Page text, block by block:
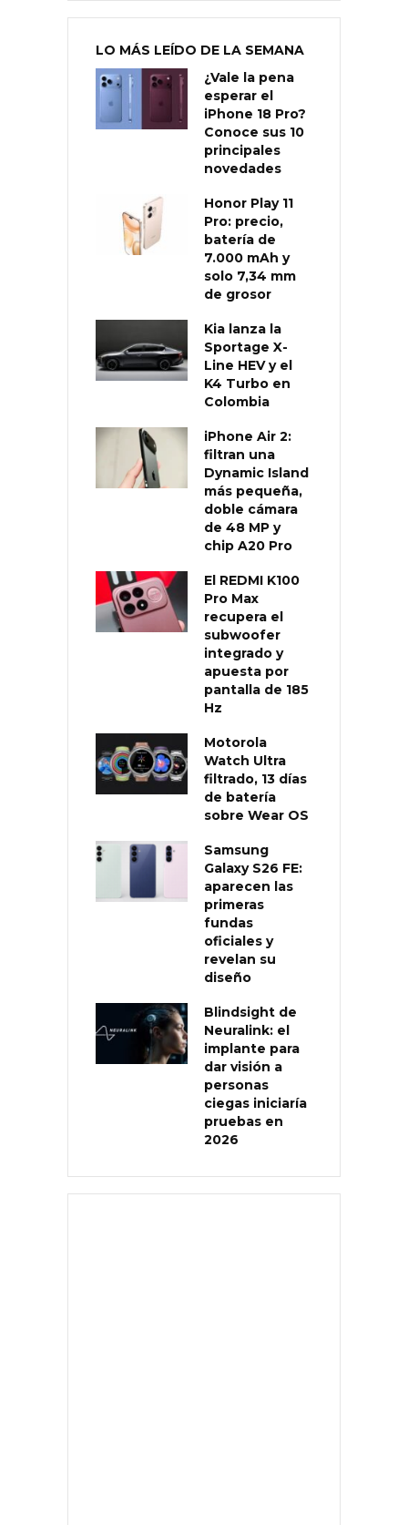
LO MÁS LEÍDO DE LA SEMANA
¿Vale la pena
esperar el
iPhone 18 Pro?
Conoce sus 10
principales
novedades
Honor Play 11
Pro: precio,
batería de
7.000 mAh y
solo 7,34 mm
de grosor
Kia lanza la
Sportage X-
Line HEV y el
K4 Turbo en
Colombia
iPhone Air 2:
filtran una
Dynamic Island
más pequeña,
doble cámara
de 48 MP y
chip A20 Pro
El REDMI K100
Pro Max
recupera el
subwoofer
integrado y
apuesta por
pantalla de 185
Hz
Motorola
Watch Ultra
filtrado, 13 días
de batería
sobre Wear OS
Samsung
Galaxy S26 FE:
aparecen las
primeras
fundas
oficiales y
revelan su
diseño
Blindsight de
Neuralink: el
implante para
dar visión a
personas
ciegas iniciaría
pruebas en
2026